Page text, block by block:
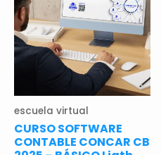
escuela virtual
CURSO SOFTWARE
CONTABLE CONCAR CB